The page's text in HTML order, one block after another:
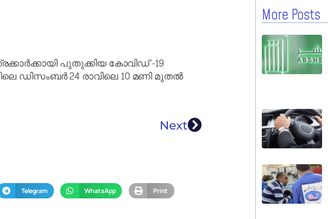
പുതുക്കിയ കോവിഡ് -19
ഡിസംബർ 24 രാവിലെ 10 മണി മുതൽ
Next
Telegram WhatsApp Print
More Posts